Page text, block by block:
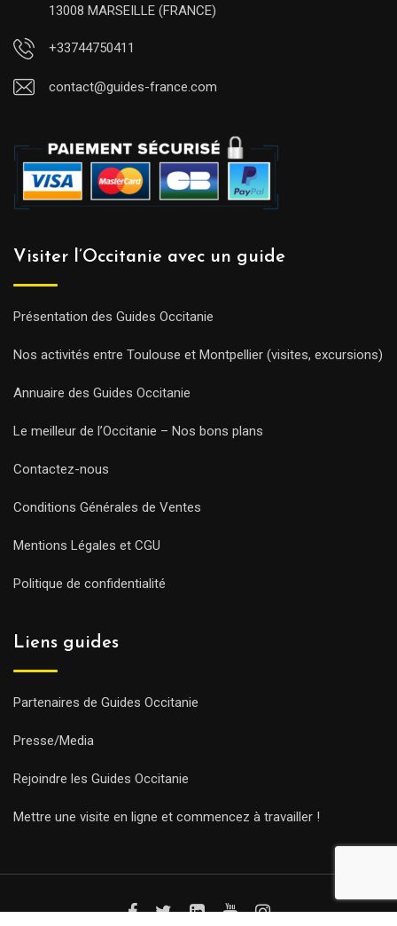
13008 MARSEILLE (FRANCE)
+33744750411
contact@guides-france.com
Visiter l’Occitanie avec un guide
Présentation des Guides Occitanie
Nos activités entre Toulouse et Montpellier (visites, excursions)
Annuaire des Guides Occitanie
Le meilleur de l’Occitanie – Nos bons plans
Contactez-nous
Conditions Générales de Ventes
Mentions Légales et CGU
Politique de confidentialité
Liens guides
Partenaires de Guides Occitanie
Presse/Media
Rejoindre les Guides Occitanie
Mettre une visite en ligne et commencez à travailler !